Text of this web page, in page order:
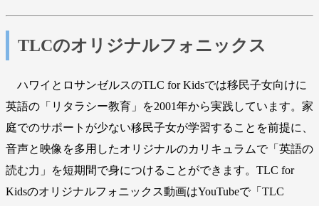
TLCのオリジナルフォニックス
ハワイとロサンゼルスのTLC for Kidsでは移民子女向けに
英語の「リタラシー教育」を2001年から実践しています。家
庭でのサポートが少ない移民子女が学習することを前提に、
音声と映像を多用したオリジナルのカリキュラムで「英語の
読む力」を短期間で身につけることができます。TLC for
Kidsのオリジナルフォニックス動画はYouTubeで「TLC